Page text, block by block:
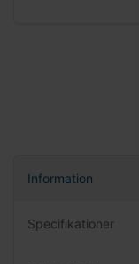
Information
Specifikationer